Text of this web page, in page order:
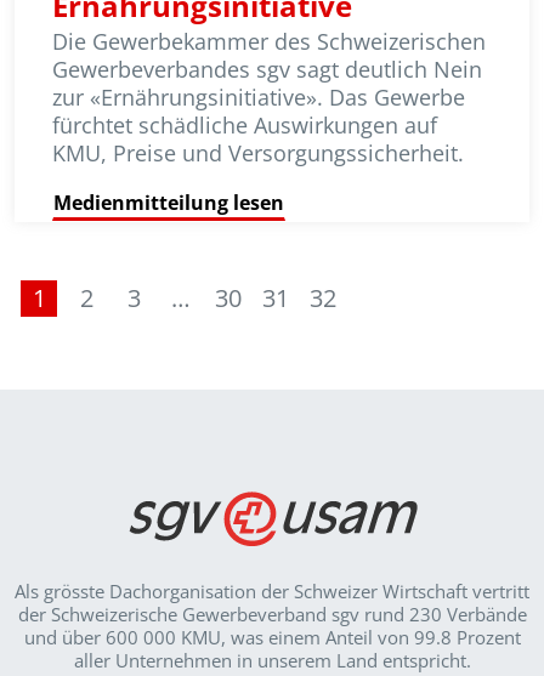
Die Gewerbekammer des Schweizerischen
Gewerbeverbandes sgv sagt deutlich Nein
zur «Ernährungsinitiative». Das Gewerbe
fürchtet schädliche Auswirkungen auf
KMU, Preise und Versorgungssicherheit.
Medienmitteilung lesen
1 2 3 … 30 31 32
Als grösste Dachorganisation der Schweizer Wirt­schaft vertritt
der Schweizerische Gewerbeverband sgv rund 230 Verbände
und über 600 000 KMU, was einem Anteil von 99.8 Prozent
aller Unternehmen in unserem Land entspricht.